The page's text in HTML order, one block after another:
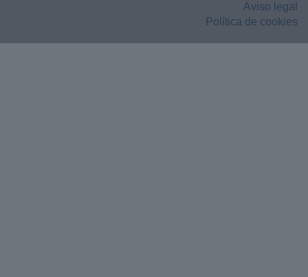
Aviso legal
Política de cookies